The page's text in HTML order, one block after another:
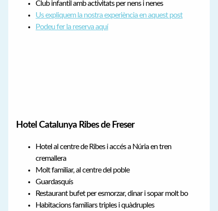
Club infantil amb activitats per nens i nenes
Us expliquem la nostra experiència en aquest post
Podeu fer la reserva aquí
Hotel Catalunya Ribes de Freser
Hotel al centre de Ribes i accés a Núria en tren
cremallera
Molt familiar, al centre del poble
Guardasquís
Restaurant bufet per esmorzar, dinar i sopar molt bo
Habitacions familiars triples i quàdruples